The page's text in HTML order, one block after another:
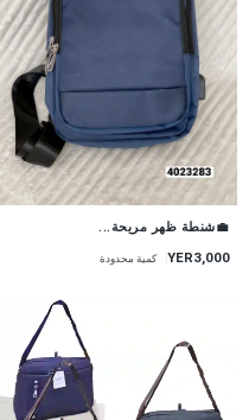
💼شنطة ظهر مريحة...
YER3,000 كمية محدودة